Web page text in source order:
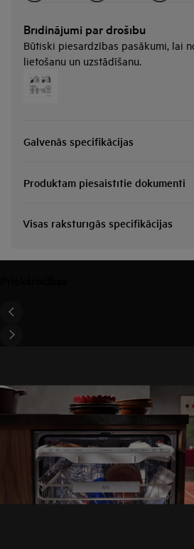
Brīdinājumi par drošību
Būtiski piesardzības pasākumi, lai
lietošanu un uzstādīšanu.
Galvenās specifikācijas
Produktam piesaistītie dokumenti
Visas raksturīgās specifikācijas